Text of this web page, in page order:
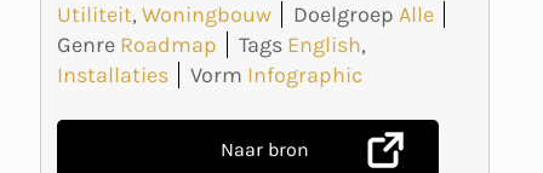
Utiliteit, Woningbouw Doelgroep Alle
Genre Roadmap Tags English,
Installaties
Vorm Infographic
Naar bron